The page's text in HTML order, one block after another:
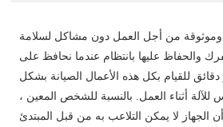
من أجل العمل دون مشاكل لسلامة
والحفاظ عليها بانتظام عندما نحافظ على
دقائق للقيام بكل هذه الأعمال الصيانة بشكل
للآلة أثناء العمل. بالنسبة للشخص المعين ،